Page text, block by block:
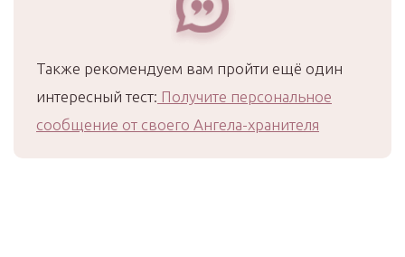
Также рекомендуем вам пройти ещё один
интересный тест: Получите персональное
сообщение от своего Ангела-хранителя